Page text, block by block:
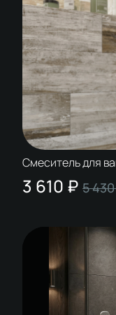
Смеситель для
Стокгольм
латунь,
3 610 ₽ 5